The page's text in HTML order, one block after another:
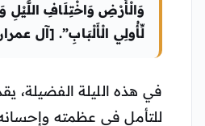
وَالْأَرْضِ وَاخْتِلَافِ اللَّيْلِ
لِّأُولِي الْأَلْبَابِ”. [آل عمران:
في هذه الليلة الفضيلة،
للتأمل في عظمته